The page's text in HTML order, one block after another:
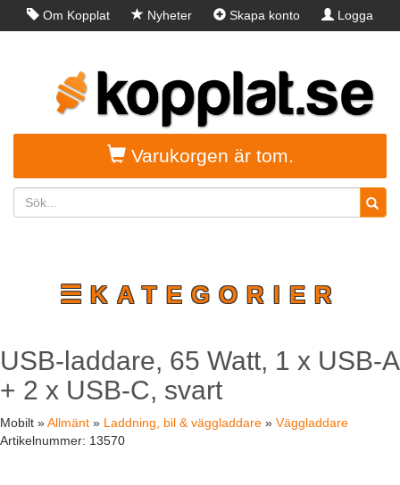
Om Kopplat Nyheter Skapa konto Logga
Varukorgen är tom.
☰KATEGORIER
USB-laddare, 65 Watt, 1 x USB-A
+ 2 x USB-C, svart
Mobilt »Allmänt » Laddning, bil & väggladdare » Väggladdare
Artikelnummer: 13570